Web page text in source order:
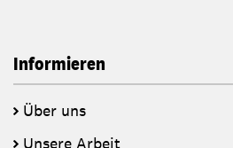
Informieren
Über uns
Unsere Arbeit